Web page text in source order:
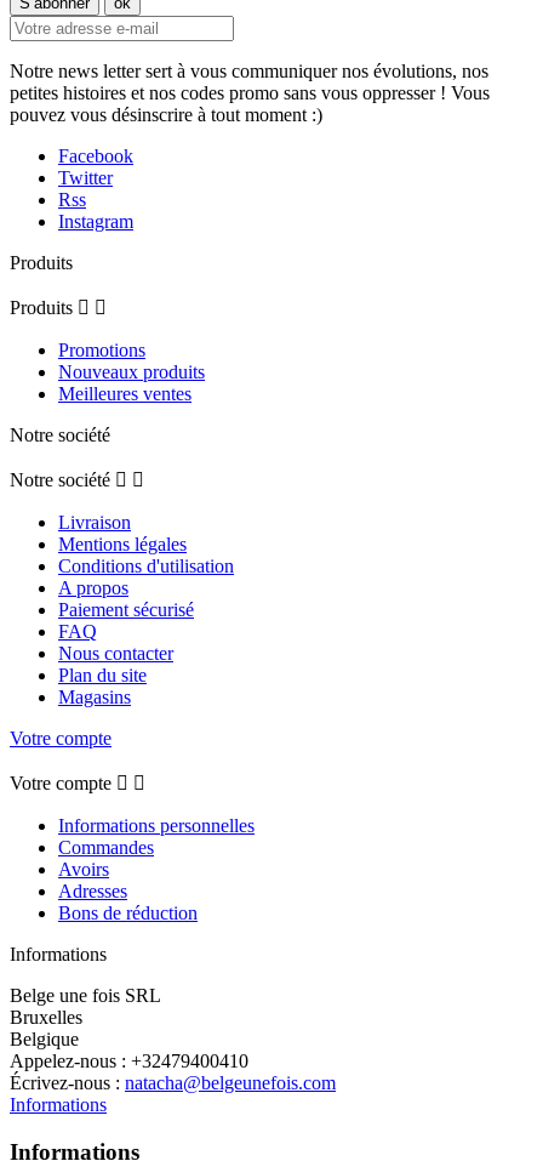
Notre news letter sert à vous communiquer nos évolutions, nos
petites histoires et nos codes promo sans vous oppresser ! Vous
pouvez vous désinscrire à tout moment :)
Facebook
Twitter
Rss
Instagram
Produits
Produits  
Promotions
Nouveaux produits
Meilleures ventes
Notre société
Notre société  
Livraison
Mentions légales
Conditions d'utilisation
A propos
Paiement sécurisé
FAQ
Nous contacter
Plan du site
Magasins
Votre compte
Votre compte  
Informations personnelles
Commandes
Avoirs
Adresses
Bons de réduction
Informations
Belge une fois SRL
Bruxelles
Belgique
Appelez-nous : +32479400410
Écrivez-nous : natacha@belgeunefois.com
Informations
Informations